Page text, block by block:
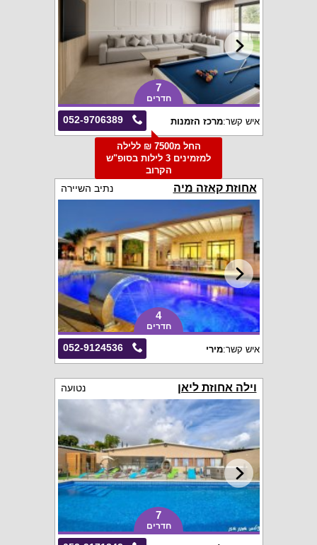
7
חדרים
052-9706389 איש קשר:מרכז הזמנות
החל מ7500 ₪ ללילה
למזמינים 3 לילות בסופ"ש
הקרוב
אחוזת קאזה מיה נתיב השיירה
4
חדרים
052-9124536 איש קשר:מירי
וילה אחוזת ליאן נטועה
7
חדרים